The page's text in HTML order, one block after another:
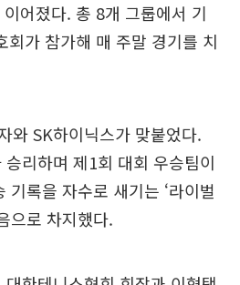
어졌다. 총 8개 그룹에서 기
회가 참가해 매 주말 경기를 치
와 SK하이닉스가 맞붙었다.
리하며 제1회 대회 우승팀이
기록을 자수로 새기는 ‘라이벌
으로 차지했다.